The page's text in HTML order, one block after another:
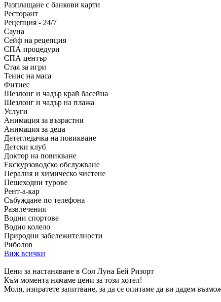
Разплащане с банкови карти
Ресторант
Рецепция - 24/7
Сауна
Сейф на рецепция
СПА процедури
СПА център
Стая за игри
Тенис на маса
Фитнес
Шезлонг и чадър край басейна
Шезлонг и чадър на плажа
Услуги
Анимация за възрастни
Анимация за деца
Детегледачка на повикване
Детски клуб
Доктор на повикване
Екскурзоводско обслужване
Пералня и химическо чистене
Пешеходни турове
Рент-а-кар
Събуждане по телефона
Развлечения
Водни спортове
Водно колело
Природни забележителности
Риболов
Виж всички
Цени за настаняване в Сол Луна Бей Ризорт
Към момента нямаме цени за този хотел!
Моля, изпратете запитване, за да се опитаме да ви дадем